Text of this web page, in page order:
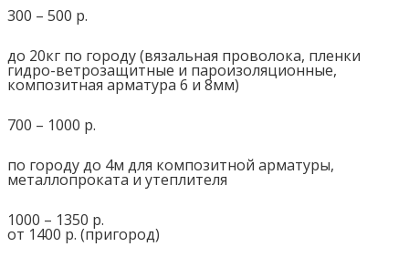
300 – 500 р.
до 20кг по городу (вязальная проволока, пленки
гидро-ветрозащитные и пароизоляционные,
композитная арматура 6 и 8мм)
700 – 1000 р.
по городу до 4м для композитной арматуры,
металлопроката и утеплителя
1000 – 1350 р.
от 1400 р. (пригород)